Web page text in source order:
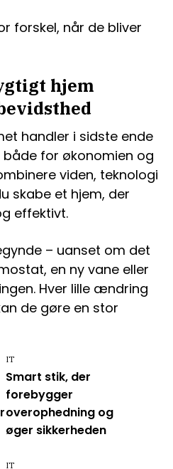
forskel, når de bliver
hjem
handler i sidste ende
for økonomien og
viden, teknologi
skabe et hjem, der
effektivt.
– uanset om det
en ny vane eller
Hver lille ændring
de gøre en stor
Smart stik, der
forebygger
overophedning og
øger sikkerheden
IT
IT